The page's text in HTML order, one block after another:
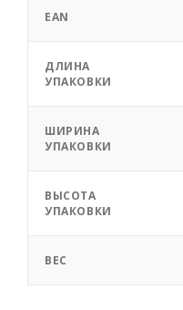
EAN
ДЛИНА
УПАКОВКИ
ШИРИНА
УПАКОВКИ
ВЫСОТА
УПАКОВКИ
ВЕС